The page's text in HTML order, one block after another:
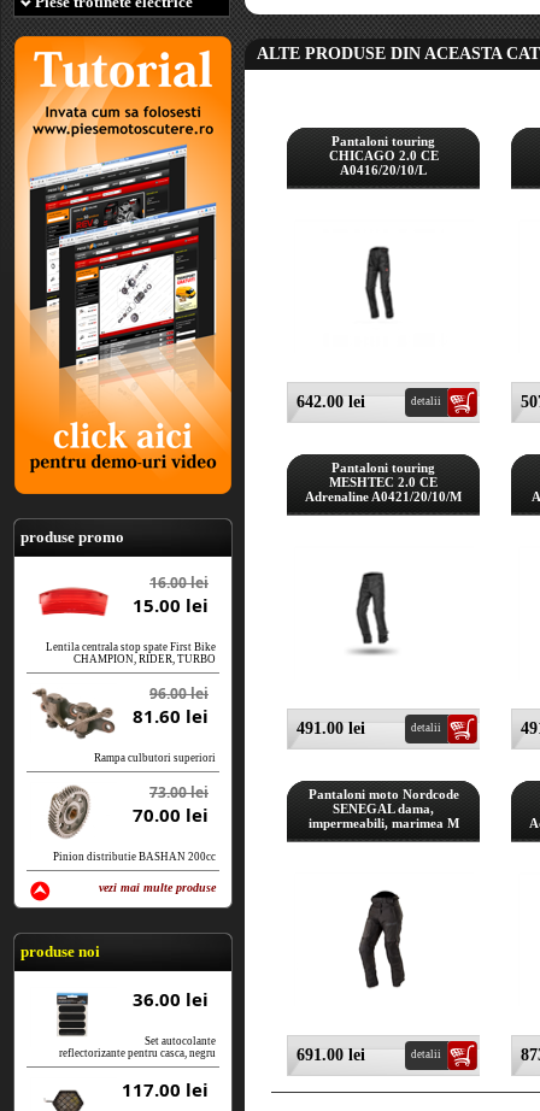
produse promo
16.00 lei
15.00 lei
Lentila centrala stop spate First Bike
CHAMPION, RIDER, TURBO
96.00 lei
81.60 lei
Rampa culbutori superiori
73.00 lei
70.00 lei
Pinion distributie BASHAN 200cc
vezi mai multe produse
vezi produse
produse noi
36.00 lei
Set autocolante
reflectorizante pentru casca, negru
117.00 lei
ALTE PRODUSE DIN ACEASTA
Pantaloni touring
CHICAGO 2.0 CE
A0416/20/10/L
642.00 lei detalii
Pantaloni touring
MESHTEC 2.0 CE
Adrenaline A0421/20/10/M
491.00 lei detalii
Pantaloni moto Nordcode
SENEGAL dama,
impermeabili, marimea M
691.00 lei detalii